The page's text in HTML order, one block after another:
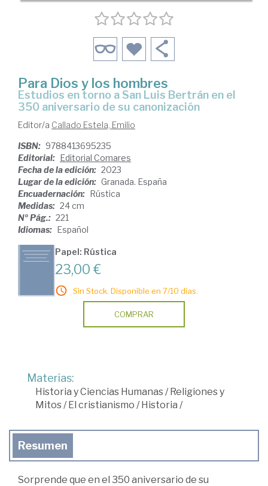
Para Dios y los hombres
Estudios en torno a San Luis Bertrán en el
350 aniversario de su canonización
Editor/a Callado Estela, Emilio
ISBN: 9788413695235
Editorial: Editorial Comares
Fecha de la edición: 2023
Lugar de la edición: Granada. España
Encuadernación: Rústica
Medidas: 24 cm
Nº Pág.: 221
Idiomas: Español
Papel: Rústica
23,00 €
Sin Stock. Disponible en 7/10 días.
COMPRAR
Materias:
Historia y Ciencias Humanas /Religiones y
Mitos /El cristianismo /Historia /
Resumen
Sorprende que en el 350 aniversario de su